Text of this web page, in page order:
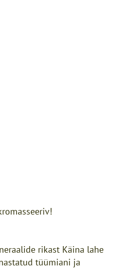
rikast Käina lahe
tüümiani ja